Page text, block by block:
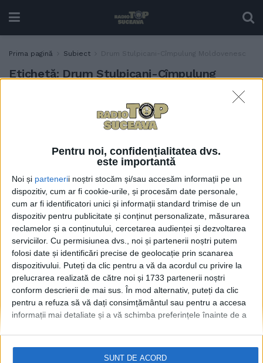
Pentru noi, confidențialitatea dvs.
este importantă
Noi și partenerii noștri stocăm și/sau accesăm informații pe un
dispozitiv, cum ar fi cookie-urile, și procesăm date personale,
cum ar fi identificatori unici și informații standard trimise de un
dispozitiv pentru publicitate și conținut personalizate, măsurarea
reclamelor și a conținutului, cercetarea audienței și dezvoltarea
serviciilor. Cu permisiunea dvs., noi și partenerii noștri putem
folosi date și identificări precise de geolocație prin scanarea
dispozitivului. Puteți da clic pentru a vă da acordul cu privire la
prelucrarea realizată de către noi și 1733 partenerii noștri
conform descrierii de mai sus. În mod alternativ, puteți da clic
pentru a refuza să vă dați consimțământul sau pentru a accesa
informații mai detaliate și a vă schimba preferințele înainte de a
SUNT DE ACORD
Prima pagină Subiect Drum Stulpicani-Cîmpulung Moldovenesc
Etichetă: Drum Stulpicani-Cîmpulung
Lucrări pe ultimii 6
kilometri ai drumului
Moldovenesc. Investiția se
ridică la peste 7 milioane de
euro, bani alocați din
bugetul Consiliului
Județean Suceava
5 SEPTEMBRIE, 2024